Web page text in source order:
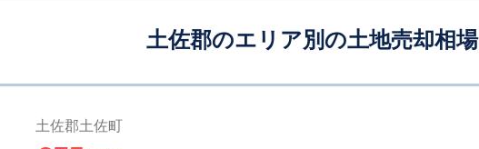
土佐郡のエリア別の土地売却相場
土佐郡土佐町